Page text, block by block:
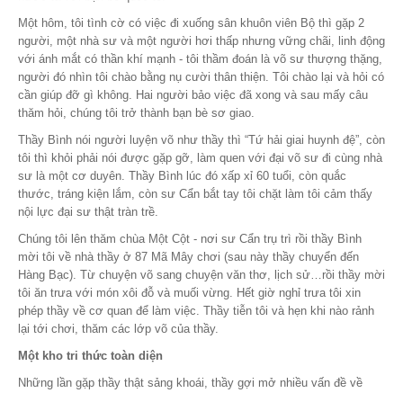
Một hôm, tôi tình cờ có việc đi xuống sân khuôn viên Bộ thì gặp 2
người, một nhà sư và một người hơi thấp nhưng vững chãi, linh động
với ánh mắt có thần khí mạnh - tôi thầm đoán là võ sư thượng thặng,
người đó nhìn tôi chào bằng nụ cười thân thiện. Tôi chào lại và hỏi có
cần giúp đỡ gì không. Hai người bảo việc đã xong và sau mấy câu
thăm hỏi, chúng tôi trở thành bạn bè sơ giao.
Thầy Bình nói người luyện võ như thầy thì “Tứ hải giai huynh đệ”, còn
tôi thì khỏi phải nói được gặp gỡ, làm quen với đại võ sư đi cùng nhà
sư là một cơ duyên. Thầy Bình lúc đó xấp xỉ 60 tuổi, còn quắc
thước, tráng kiện lắm, còn sư Cẩn bắt tay tôi chặt làm tôi cảm thấy
nội lực đại sư thật tràn trề.
Chúng tôi lên thăm chùa Một Cột - nơi sư Cẩn trụ trì rồi thầy Bình
mời tôi về nhà thầy ở 87 Mã Mây chơi (sau này thầy chuyển đến
Hàng Bạc). Từ chuyện võ sang chuyện văn thơ, lịch sử…rồi thầy mời
tôi ăn trưa với món xôi đỗ và muối vừng. Hết giờ nghỉ trưa tôi xin
phép thầy về cơ quan để làm việc. Thầy tiễn tôi và hẹn khi nào rảnh
lại tới chơi, thăm các lớp võ của thầy.
Một kho tri thức toàn diện
Những lần gặp thầy thật sảng khoái, thầy gợi mở nhiều vấn đề về